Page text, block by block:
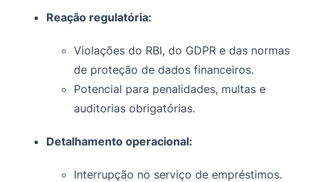
Reação regulatória:
Violações do RBI, do GDPR e das normas
de proteção de dados financeiros.
Potencial para penalidades, multas e
auditorias obrigatórias.
Detalhamento operacional:
Interrupção no serviço de empréstimos.